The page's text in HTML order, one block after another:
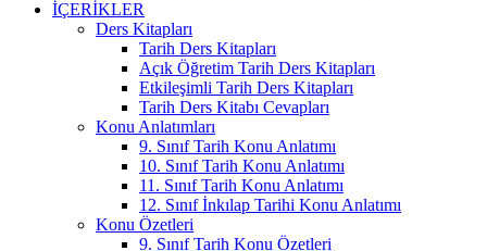
İÇERIKLER
Ders Kitapları
Tarih Ders Kitapları
Açık Öğretim Tarih Ders Kitapları
Etkileşimli Tarih Ders Kitapları
Tarih Ders Kitabı Cevapları
Konu Anlatımları
9. Sınıf Tarih Konu Anlatımı
10. Sınıf Tarih Konu Anlatımı
11. Sınıf Tarih Konu Anlatımı
12. Sınıf İnkılap Tarihi Konu Anlatımı
Konu Özetleri
9. Sınıf Tarih Konu Özetleri